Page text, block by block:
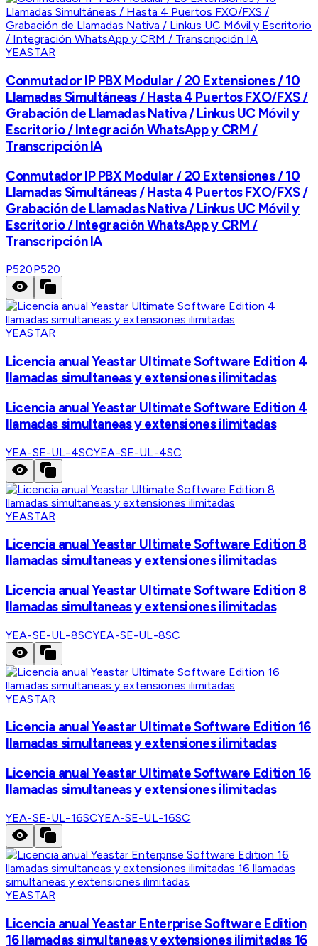
YEASTAR
Conmutador IP PBX Modular / 20 Extensiones / 10
Llamadas Simultáneas / Hasta 4 Puertos FXO/FXS /
Grabación de Llamadas Nativa / Linkus UC Móvil y
Escritorio / Integración WhatsApp y CRM /
Transcripción IA
Conmutador IP PBX Modular / 20 Extensiones / 10
Llamadas Simultáneas / Hasta 4 Puertos FXO/FXS /
Grabación de Llamadas Nativa / Linkus UC Móvil y
Escritorio / Integración WhatsApp y CRM /
Transcripción IA
P520P520
YEASTAR
Licencia anual Yeastar Ultimate Software Edition 4
llamadas simultaneas y extensiones ilimitadas
Licencia anual Yeastar Ultimate Software Edition 4
llamadas simultaneas y extensiones ilimitadas
YEA-SE-UL-4SCYEA-SE-UL-4SC
YEASTAR
Licencia anual Yeastar Ultimate Software Edition 8
llamadas simultaneas y extensiones ilimitadas
Licencia anual Yeastar Ultimate Software Edition 8
llamadas simultaneas y extensiones ilimitadas
YEA-SE-UL-8SCYEA-SE-UL-8SC
YEASTAR
Licencia anual Yeastar Ultimate Software Edition 16
llamadas simultaneas y extensiones ilimitadas
Licencia anual Yeastar Ultimate Software Edition 16
llamadas simultaneas y extensiones ilimitadas
YEA-SE-UL-16SCYEA-SE-UL-16SC
YEASTAR
Licencia anual Yeastar Enterprise Software Edition
16 llamadas simultaneas y extensiones ilimitadas 16